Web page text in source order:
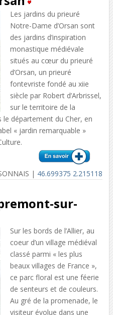
Les jardins du prieuré
Notre-Dame d’Orsan sont
des jardins d’inspiration
monastique médiévale
situés au cœur du prieuré
d’Orsan, un prieuré
fontevriste fondé au xiie
siècle par Robert d’Arbrissel,
sur le territoire de la
département du Cher, en
« jardin remarquable »
| 46.699375 2.215118
sur-
Sur les bords de l’Allier, au
coeur d’un village médiéval
classé parmi « les plus
beaux villages de France »,
ce parc floral est une féerie
de senteurs et de couleurs.
Au gré de la promenade, le
visiteur évolue dans une